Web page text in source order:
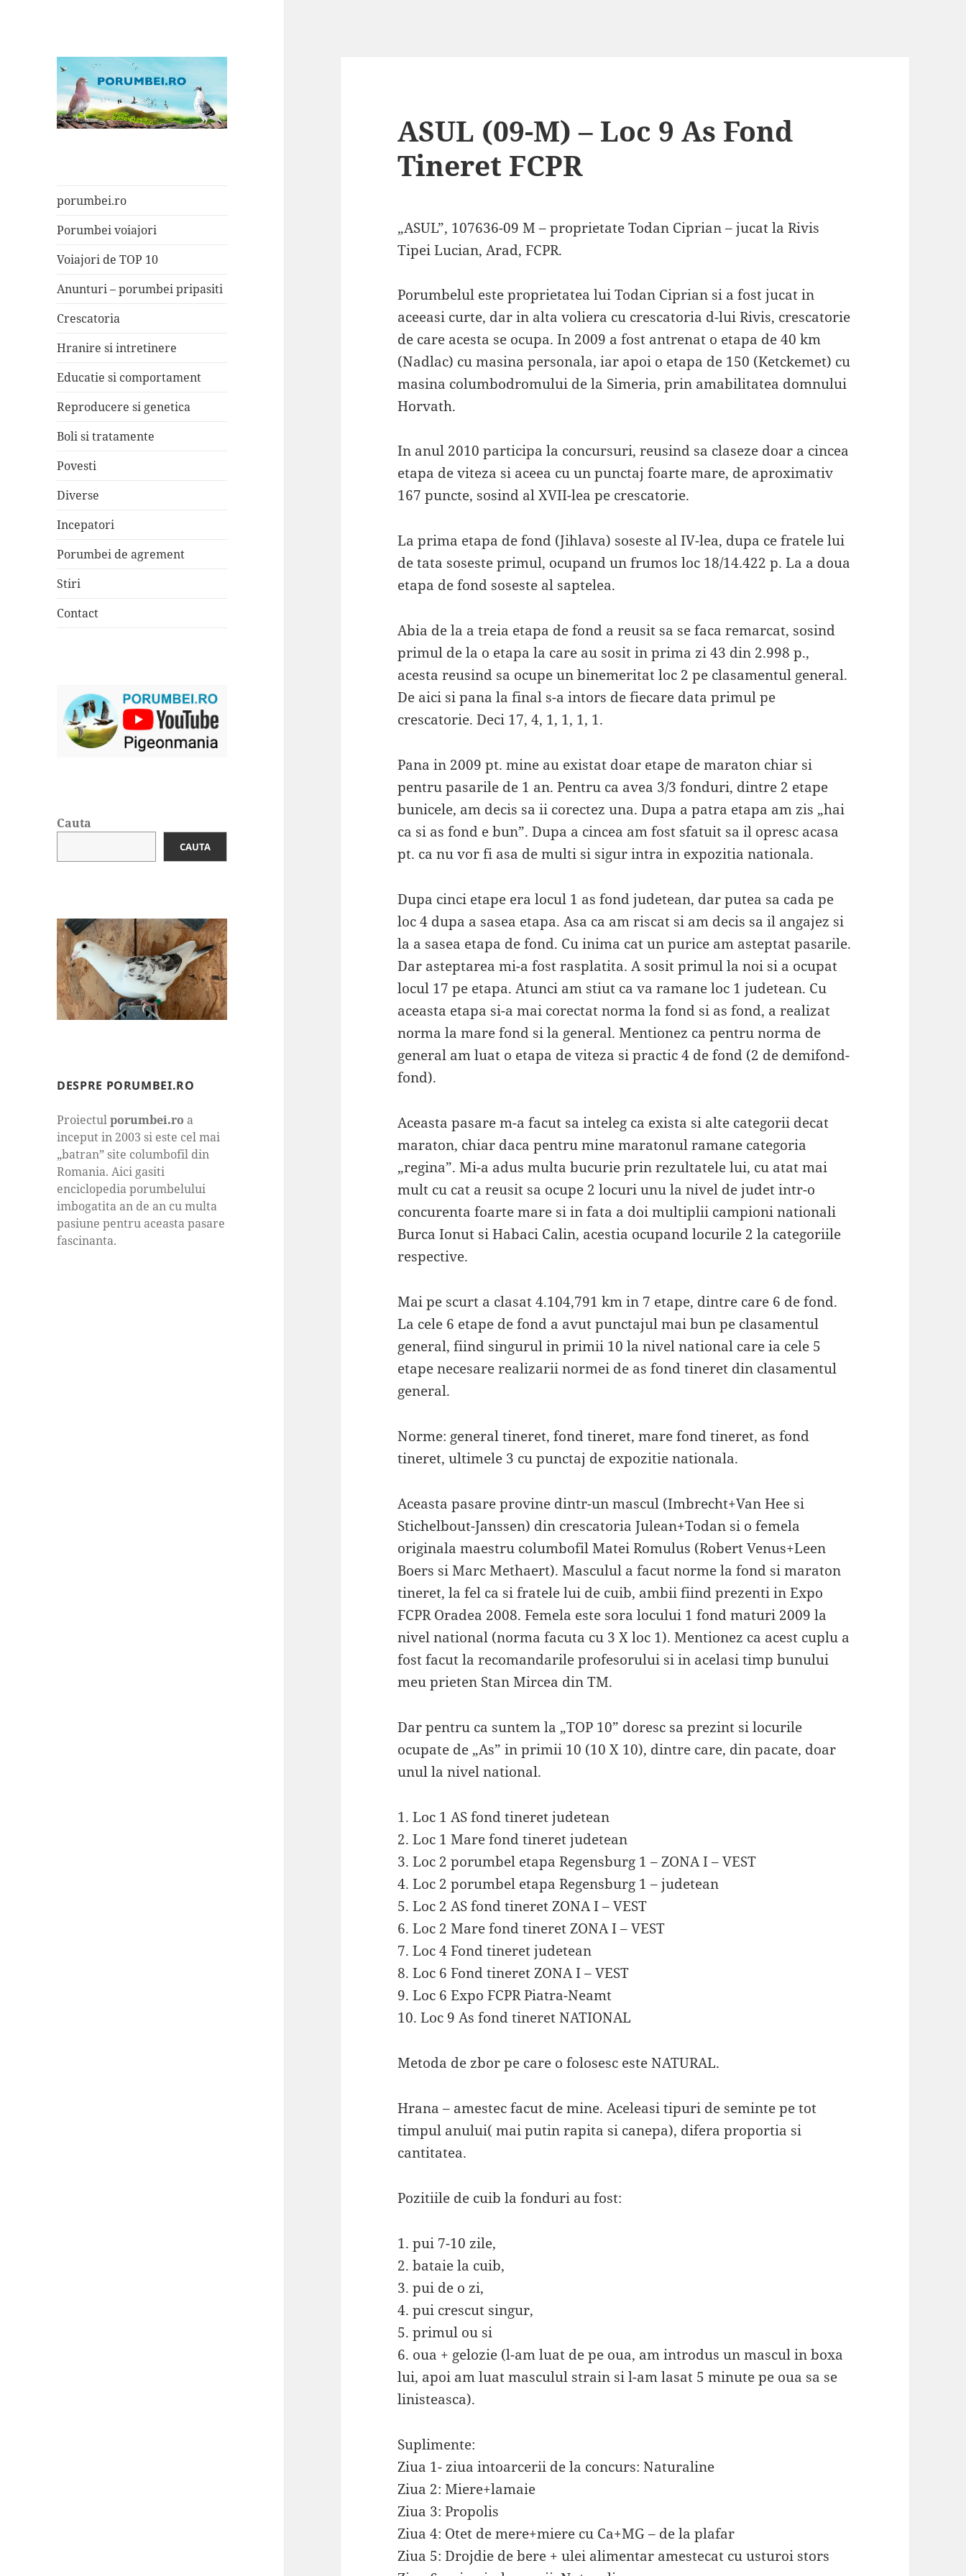
porumbei.ro
Porumbei voiajori
Voiajori de TOP 10
Anunturi – porumbei pripasiti
Crescatoria
Hranire si intretinere
Educatie si comportament
Reproducere si genetica
Boli si tratamente
Povesti
Diverse
Incepatori
Porumbei de agrement
Stiri
Contact
Cauta
CAUTA
DESPRE PORUMBEI.RO
Proiectulporumbei.ro a
inceput in 2003 si este cel mai
„batran” site columbofil din
Romania. Aici gasiti
enciclopedia porumbelului
imbogatita an de an cu multa
pasiune pentru aceasta pasare
fascinanta.
ASUL (09-M) – Loc 9 As Fond
Tineret FCPR
„ASUL”, 107636-09 M – proprietate Todan Ciprian – jucat la Rivis
Tipei Lucian, Arad, FCPR.
Porumbelul este proprietatea lui Todan Ciprian si a fost jucat in
aceeasi curte, dar in alta voliera cu crescatoria d-lui Rivis, crescatorie
de care acesta se ocupa. In 2009 a fost antrenat o etapa de 40 km
(Nadlac) cu masina personala, iar apoi o etapa de 150 (Ketckemet) cu
masina columbodromului de la Simeria, prin amabilitatea domnului
Horvath.
In anul 2010 participa la concursuri, reusind sa claseze doar a cincea
etapa de viteza si aceea cu un punctaj foarte mare, de aproximativ
167 puncte, sosind al XVII-lea pe crescatorie.
La prima etapa de fond (Jihlava) soseste al IV-lea, dupa ce fratele lui
de tata soseste primul, ocupand un frumos loc 18/14.422 p. La a doua
etapa de fond soseste al saptelea.
Abia de la a treia etapa de fond a reusit sa se faca remarcat, sosind
primul de la o etapa la care au sosit in prima zi 43 din 2.998 p.,
acesta reusind sa ocupe un binemeritat loc 2 pe clasamentul general.
De aici si pana la final s-a intors de fiecare data primul pe
crescatorie. Deci 17, 4, 1, 1, 1, 1.
Pana in 2009 pt. mine au existat doar etape de maraton chiar si
pentru pasarile de 1 an. Pentru ca avea 3/3 fonduri, dintre 2 etape
bunicele, am decis sa ii corectez una. Dupa a patra etapa am zis „hai
ca si as fond e bun”. Dupa a cincea am fost sfatuit sa il opresc acasa
pt. ca nu vor fi asa de multi si sigur intra in expozitia nationala.
Dupa cinci etape era locul 1 as fond judetean, dar putea sa cada pe
loc 4 dupa a sasea etapa. Asa ca am riscat si am decis sa il angajez si
la a sasea etapa de fond. Cu inima cat un purice am asteptat pasarile.
Dar asteptarea mi-a fost rasplatita. A sosit primul la noi si a ocupat
locul 17 pe etapa. Atunci am stiut ca va ramane loc 1 judetean. Cu
aceasta etapa si-a mai corectat norma la fond si as fond, a realizat
norma la mare fond si la general. Mentionez ca pentru norma de
general am luat o etapa de viteza si practic 4 de fond (2 de demifond-
fond).
Aceasta pasare m-a facut sa inteleg ca exista si alte categorii decat
maraton, chiar daca pentru mine maratonul ramane categoria
„regina”. Mi-a adus multa bucurie prin rezultatele lui, cu atat mai
mult cu cat a reusit sa ocupe 2 locuri unu la nivel de judet intr-o
concurenta foarte mare si in fata a doi multiplii campioni nationali
Burca Ionut si Habaci Calin, acestia ocupand locurile 2 la categoriile
respective.
Mai pe scurt a clasat 4.104,791 km in 7 etape, dintre care 6 de fond.
La cele 6 etape de fond a avut punctajul mai bun pe clasamentul
general, fiind singurul in primii 10 la nivel national care ia cele 5
etape necesare realizarii normei de as fond tineret din clasamentul
general.
Norme: general tineret, fond tineret, mare fond tineret, as fond
tineret, ultimele 3 cu punctaj de expozitie nationala.
Aceasta pasare provine dintr-un mascul (Imbrecht+Van Hee si
Stichelbout-Janssen) din crescatoria Julean+Todan si o femela
originala maestru columbofil Matei Romulus (Robert Venus+Leen
Boers si Marc Methaert). Masculul a facut norme la fond si maraton
tineret, la fel ca si fratele lui de cuib, ambii fiind prezenti in Expo
FCPR Oradea 2008. Femela este sora locului 1 fond maturi 2009 la
nivel national (norma facuta cu 3 X loc 1). Mentionez ca acest cuplu a
fost facut la recomandarile profesorului si in acelasi timp bunului
meu prieten Stan Mircea din TM.
Dar pentru ca suntem la „TOP 10” doresc sa prezint si locurile
ocupate de „As” in primii 10 (10 X 10), dintre care, din pacate, doar
unul la nivel national.
1. Loc 1 AS fond tineret judetean
2. Loc 1 Mare fond tineret judetean
3. Loc 2 porumbel etapa Regensburg 1 – ZONA I – VEST
4. Loc 2 porumbel etapa Regensburg 1 – judetean
5. Loc 2 AS fond tineret ZONA I – VEST
6. Loc 2 Mare fond tineret ZONA I – VEST
7. Loc 4 Fond tineret judetean
8. Loc 6 Fond tineret ZONA I – VEST
9. Loc 6 Expo FCPR Piatra-Neamt
10. Loc 9 As fond tineret NATIONAL
Metoda de zbor pe care o folosesc este NATURAL.
Hrana – amestec facut de mine. Aceleasi tipuri de seminte pe tot
timpul anului( mai putin rapita si canepa), difera proportia si
cantitatea.
Pozitiile de cuib la fonduri au fost:
1. pui 7-10 zile,
2. bataie la cuib,
3. pui de o zi,
4. pui crescut singur,
5. primul ou si
6. oua + gelozie (l-am luat de pe oua, am introdus un mascul in boxa
lui, apoi am luat masculul strain si l-am lasat 5 minute pe oua sa se
linisteasca).
Suplimente:
Ziua 1- ziua intoarcerii de la concurs: Naturaline
Ziua 2: Miere+lamaie
Ziua 3: Propolis
Ziua 4: Otet de mere+miere cu Ca+MG – de la plafar
Ziua 5: Drojdie de bere + ulei alimentar amestecat cu usturoi stors